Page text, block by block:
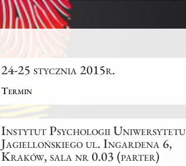
24-25 stycznia 2015r.
Termin
Instytut Psychologii Uniwersytetu
Jagiellońskiego ul. Ingardena 6,
Kraków, sala nr 0.03 (parter)